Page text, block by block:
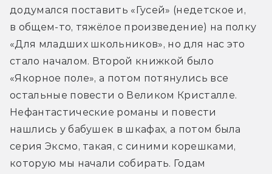
додумался поставить «Гусей» (недетское и,
в общем-то, тяжёлое произведение) на полку
«Для младших школьников», но для нас это
стало началом. Второй книжкой было
«Якорное поле», а потом потянулись все
остальные повести о Великом Кристалле.
Нефантастические романы и повести
нашлись у бабушек в шкафах, а потом была
серия Эксмо, такая, с синими корешками,
которую мы начали собирать. Годам